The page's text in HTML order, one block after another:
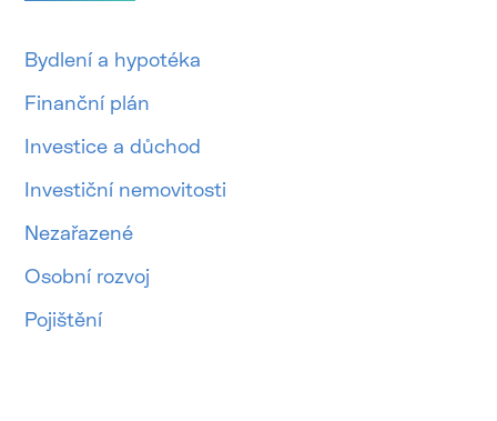
Bydlení a hypotéka
Finanční plán
Investice a důchod
Investiční nemovitosti
Nezařazené
Osobní rozvoj
Pojištění